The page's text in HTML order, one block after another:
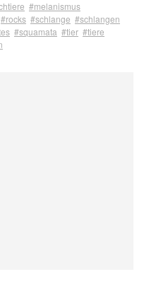
#melanismus
#rocks #schlange #schlangen
#squamata #tier #tiere